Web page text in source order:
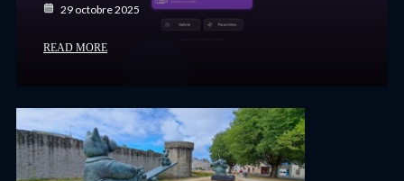
29 octobre 2025
READ MORE